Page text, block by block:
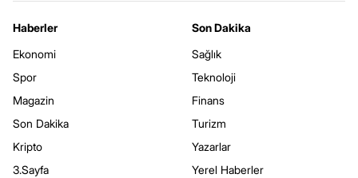
Haberler
Ekonomi
Spor
Magazin
Son Dakika
Kripto
3.Sayfa
Son Dakika
Sağlık
Teknoloji
Finans
Turizm
Yazarlar
Yerel Haberler